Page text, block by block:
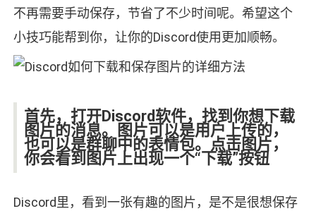
不再需要手动保存，节省了不少时间呢。希望这个
小技巧能帮到你，让你的Discord使用更加顺畅。
首先，打开Discord软件，找到你想下载
图片的消息。图片可以是用户上传的，
也可以是群聊中的表情包。点击图片，
你会看到图片上出现一个“下载”按钮
Discord里，看到一张有趣的图片，是不是很想保存